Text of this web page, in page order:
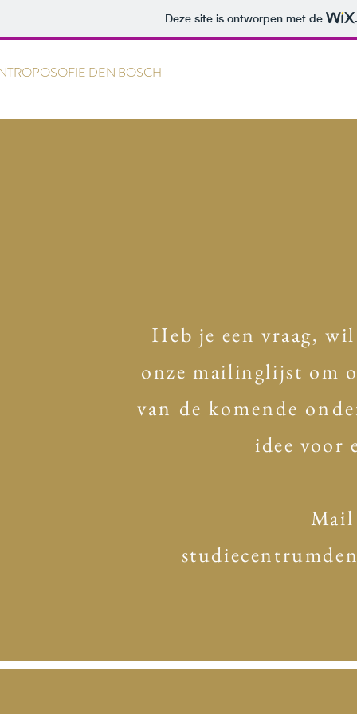
Deze site is ontworpen met de
DEN BOSCH
Heb je een vraag,
onze mailinglijst om
van de komende
idee voor